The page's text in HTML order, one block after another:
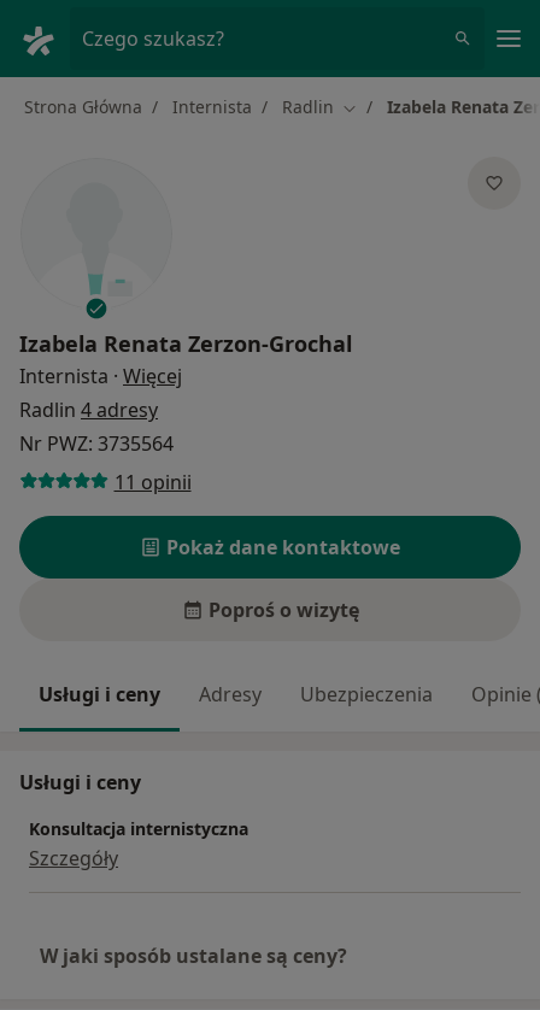
Czego szukasz?
Strona Główna Internista Radlin Zmień miasto
Izabela Renata
Izabela Renata Zerzon-Grochal
Internista · Więcej
Radlin 4 adresy
Nr PWZ: 3735564
11 opinii
Pokaż dane kontaktowe
Poproś o wizytę
Usługi i ceny Adresy Ubezpieczenia Opinie
Usługi i ceny
Konsultacja internistyczna
Szczegóły
W jaki sposób ustalane są ceny?